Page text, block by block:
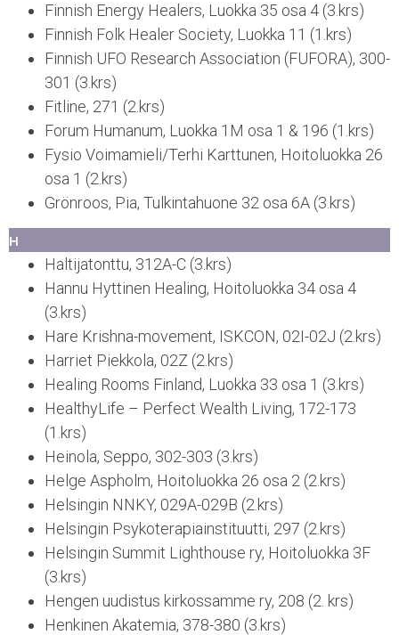
Finnish Energy Healers, Luokka 35 osa 4 (3.krs)
Finnish Folk Healer Society, Luokka 11 (1.krs)
Finnish UFO Research Association (FUFORA), 300-
301 (3.krs)
Fitline, 271 (2.krs)
Forum Humanum, Luokka 1M osa 1 & 196 (1.krs)
Fysio Voimamieli/Terhi Karttunen, Hoitoluokka 26
osa 1 (2.krs)
Grönroos, Pia, Tulkintahuone 32 osa 6A (3.krs)
H
Haltijatonttu, 312A-C (3.krs)
Hannu Hyttinen Healing, Hoitoluokka 34 osa 4
(3.krs)
Hare Krishna-movement, ISKCON, 02I-02J (2.krs)
Harriet Piekkola, 02Z (2.krs)
Healing Rooms Finland, Luokka 33 osa 1 (3.krs)
HealthyLife – Perfect Wealth Living, 172-173
(1.krs)
Heinola, Seppo, 302-303 (3.krs)
Helge Aspholm, Hoitoluokka 26 osa 2 (2.krs)
Helsingin NNKY, 029A-029B (2.krs)
Helsingin Psykoterapiainstituutti, 297 (2.krs)
Helsingin Summit Lighthouse ry, Hoitoluokka 3F
(3.krs)
Hengen uudistus kirkossamme ry, 208 (2. krs)
Henkinen Akatemia, 378-380 (3.krs)